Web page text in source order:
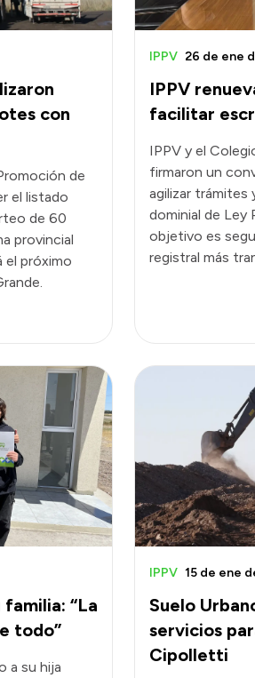
con
de
el listado
de 60
provincial
el próximo
IPPV
facilitar
IPPV 26 de ene
IPPV y el
firmaron un
agilizar trámites
dominial de Ley
objetivo es
registral más
“La
todo”
a su hija
Suelo
servicios
Cipolletti
IPPV 15 de ene